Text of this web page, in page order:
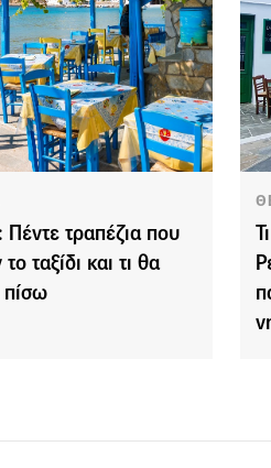
Πέντε τραπέζια που
ταξίδι και τι θα